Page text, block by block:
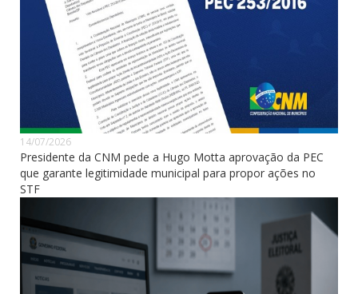
14/07/2026
Presidente da CNM pede a Hugo Motta aprovação da PEC
que garante legitimidade municipal para propor ações no
STF